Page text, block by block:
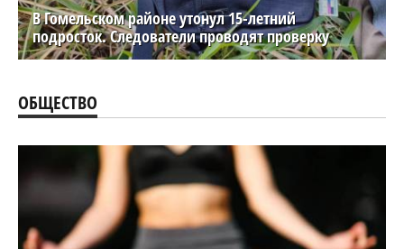
В Гомельском районе утонул 15-летний
подросток. Следователи проводят проверку
ОБЩЕСТВО